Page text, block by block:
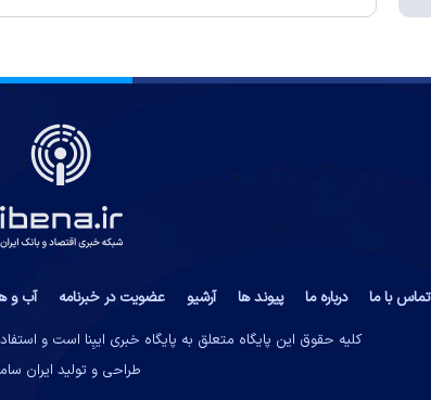
تماس با ما درباره ما پیوند ها آرشیو عضویت در خبرنامه آب و
کلیه حقوق این پایگاه متعلق به پایگاه خبری ایبِنا است و
طراحی و تولید ایران